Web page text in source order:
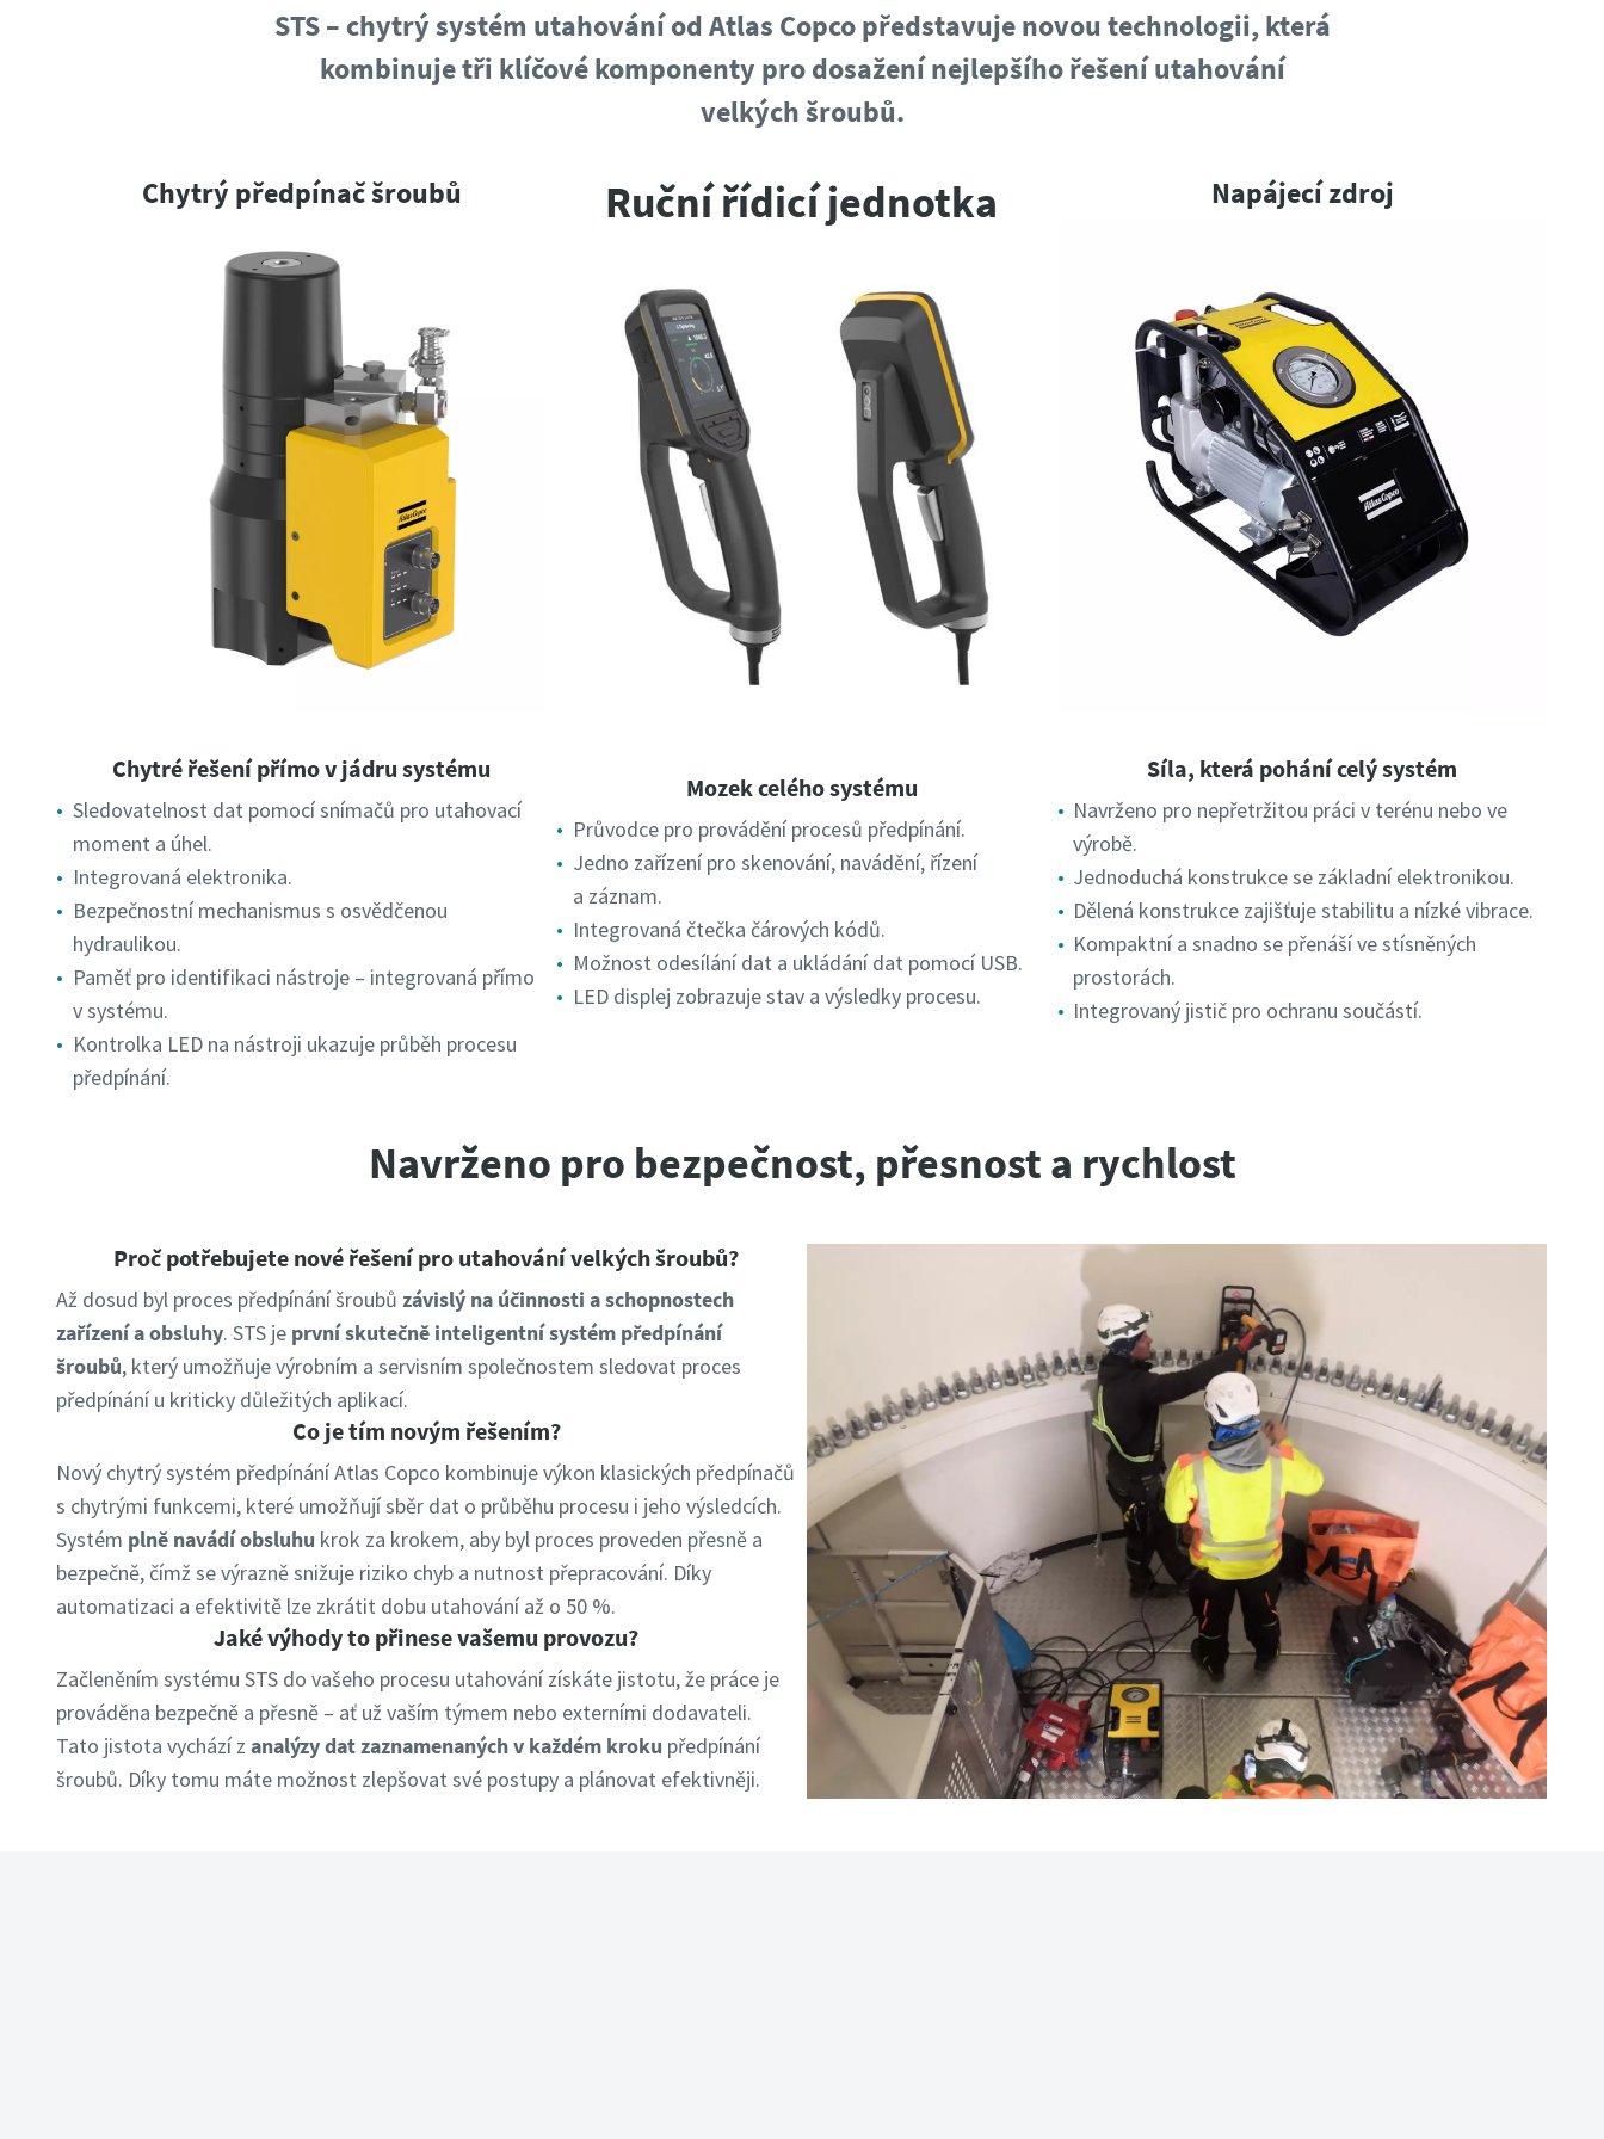
STS – chytrý systém utahování od Atlas Copco představuje novou technologii, která
kombinuje tři klíčové komponenty pro dosažení nejlepšího řešení utahování
velkých šroubů.
Chytrý předpínač šroubů
Chytré řešení přímo v jádru systému
Sledovatelnost dat pomocí snímačů pro utahovací
moment a úhel.
Integrovaná elektronika.
Bezpečnostní mechanismus s osvědčenou
hydraulikou.
Paměť pro identifikaci nástroje – integrovaná přímo
v systému.
Kontrolka LED na nástroji ukazuje průběh procesu
předpínání.
Ruční řídicí jednotka
Mozek celého systému
Průvodce pro provádění procesů předpínání.
Jedno zařízení pro skenování, navádění, řízení
a záznam.
Integrovaná čtečka čárových kódů.
Možnost odesílání dat a ukládání dat pomocí USB.
LED displej zobrazuje stav a výsledky procesu.
Napájecí zdroj
Síla, která pohání celý systém
Navrženo pro nepřetržitou práci v terénu nebo ve
výrobě.
Jednoduchá konstrukce se základní elektronikou.
Dělená konstrukce zajišťuje stabilitu a nízké vibrace.
Kompaktní a snadno se přenáší ve stísněných
prostorách.
Integrovaný jistič pro ochranu součástí.
Navrženo pro bezpečnost, přesnost a rychlost
Proč potřebujete nové řešení pro utahování velkých šroubů?
Až dosud byl proces předpínání šroubůzávislý na účinnosti a schopnostech
zařízení a obsluhy. STS je první skutečně inteligentní systém předpínání
šroubů, který umožňuje výrobním a servisním společnostem sledovat proces
předpínání u kriticky důležitých aplikací.
Co je tím novým řešením?
Nový chytrý systém předpínání Atlas Copco kombinuje výkon klasických předpínačů
s chytrými funkcemi, které umožňují sběr dat o průběhu procesu i jeho výsledcích.
Systém plně navádí obsluhu krok za krokem, aby byl proces proveden přesně a
bezpečně, čímž se výrazně snižuje riziko chyb a nutnost přepracování. Díky
automatizaci a efektivitě lze zkrátit dobu utahování až o 50 %.
Jaké výhody to přinese vašemu provozu?
Začleněním systému STS do vašeho procesu utahování získáte jistotu, že práce je
prováděna bezpečně a přesně – ať už vaším týmem nebo externími dodavateli.
Tato jistota vychází zanalýzy dat zaznamenaných v každém kroku předpínání
šroubů. Díky tomu máte možnost zlepšovat své postupy a plánovat efektivněji.